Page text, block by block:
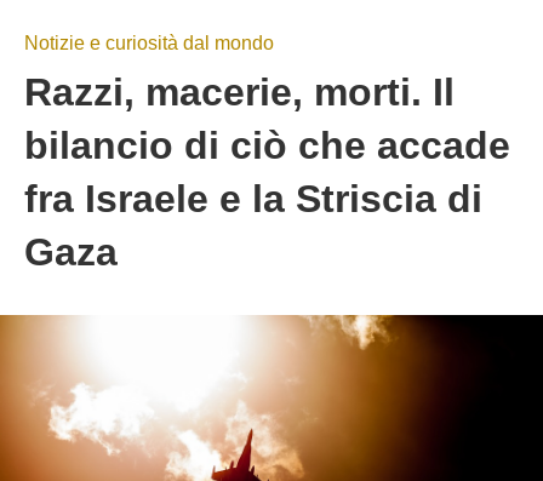
Notizie e curiosità dal mondo
Razzi, macerie, morti. Il
bilancio di ciò che accade
fra Israele e la Striscia di
Gaza